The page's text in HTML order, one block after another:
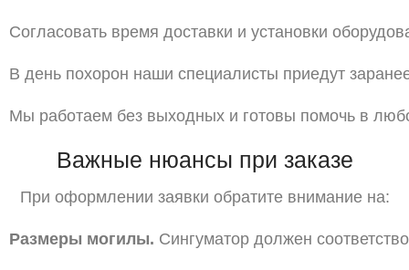
Согласовать время доставки и установки
В день похорон наши специалисты приедут
Мы работаем без выходных и готовы помочь в
Важные нюансы при заказе
При оформлении заявки обратитевниманиена:
Размеры могилы. Сингуматор должен